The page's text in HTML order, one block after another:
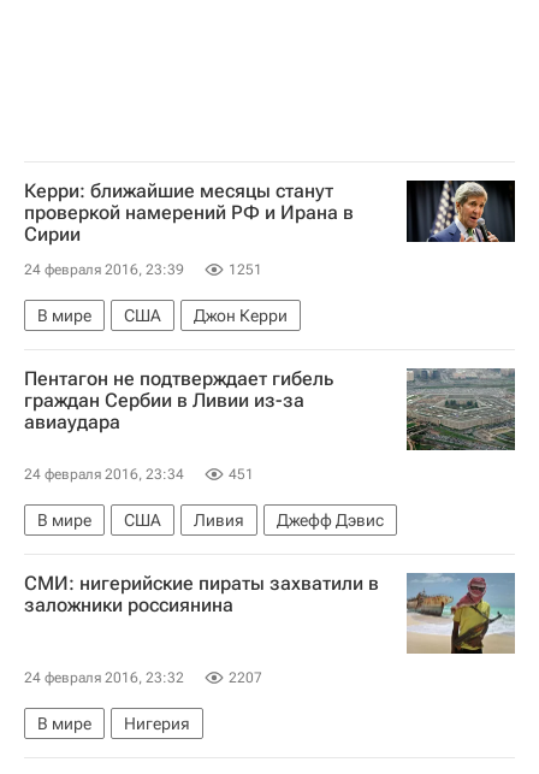
Керри: ближайшие месяцы станут
проверкой намерений РФ и Ирана в
Сирии
24 февраля 2016, 23:39 1251
В мире США Джон Керри
Пентагон не подтверждает гибель
граждан Сербии в Ливии из-за
авиаудара
24 февраля 2016, 23:34 451
В мире США Ливия Джефф Дэвис
СМИ: нигерийские пираты захватили в
заложники россиянина
24 февраля 2016, 23:32 2207
В мире Нигерия